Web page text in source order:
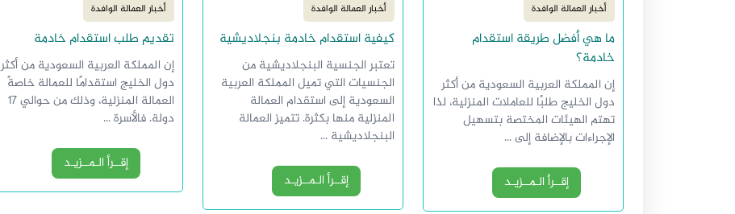
أخبار العمالة الوافدة
ما هي أفضل طريقة استقدام
خادمة؟
إن المملكة العربية السعودية من أكثر
دول الخليج طلبًا للعاملات المنزلية، لذا
تهتم الهيئات المختصة بتسهيل
الإجراءات بالإضافة إلى ...
إقــرأ الـمــزيـد
أخبار العمالة الوافدة
كيفية استقدام خادمة بنجلاديشية
تعتبر الجنسية البنجلاديشية من
الجنسيات التي تميل المملكة العربية
السعودية إلى استقدام العمالة
المنزلية منها بكثرة. تتميز العمالة
البنجلاديشية ...
إقــرأ الـمــزيـد
أخبار العمالة الوافدة
تقديم طلب استقدام خادمة
إن المملكة العربية السعودية من أكثر
دول الخليج استقدامًا للعمالة خاصةً
العمالة المنزلية، وذلك من حوالي 17
دولة. فالأسرة ...
إقــرأ الـمــزيـد